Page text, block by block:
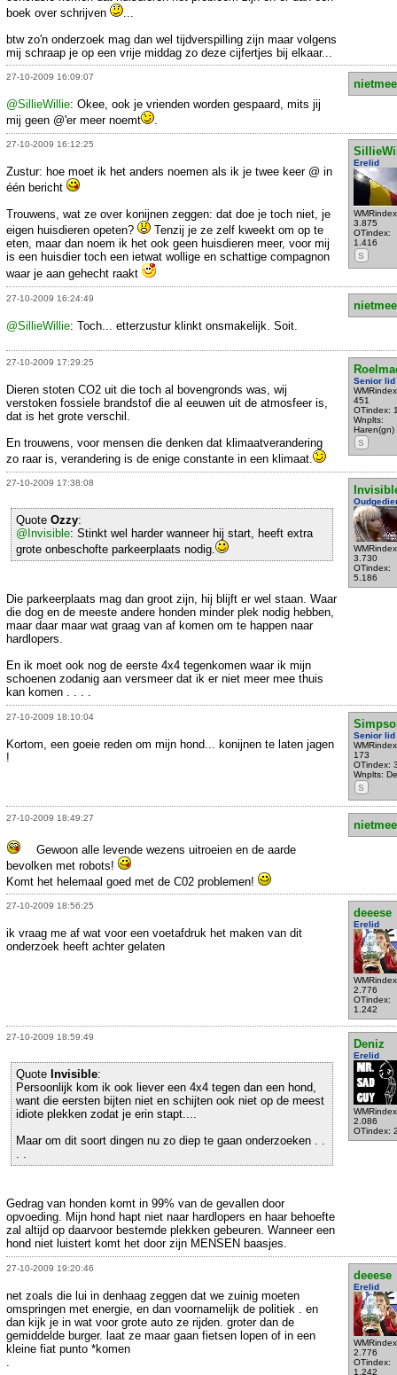
boek over schrijven
btw zo'n onderzoek mag dan wel tijdverspilling zijn maar volgens
mij schraap je op een vrije middag zo deze cijfertjes bij elkaar...
27-10-2009 16:09:07
@SillieWillie: Okee, ook je vrienden worden gespaard, mits jij
mij geen @'er meer noemt
27-10-2009 16:12:25
Erelid
3.875
OTindex:
1.416
S
Zustur: hoe moet ik het anders noemen als ik je twee keer @ in
één bericht
Trouwens, wat ze over konijnen zeggen: dat doe je toch niet, je
eigen huisdieren opeten?
Tenzij je ze zelf kweekt om op te
eten, maar dan noem ik het ook geen huisdieren meer, voor mij
is een huisdier toch een ietwat wollige en schattige compagnon
waar je aan gehecht raakt
27-10-2009 16:24:49
@SillieWillie: Toch... etterzustur klinkt onsmakelijk. Soit.
27-10-2009 17:29:25
Senior lid
451
OTindex:
Wnplts:
Haren(gn)
S
Dieren stoten CO2 uit die toch al bovengronds was, wij
verstoken fossiele brandstof die al eeuwen uit de atmosfeer is,
dat is het grote verschil.
En trouwens, voor mensen die denken dat klimaatverandering
zo raar is, verandering is de enige constante in een klimaat.
27-10-2009 17:38:08
3.730
OTindex:
5.186
Quote Ozzy:
@Invisible: Stinkt wel harder wanneer hij start, heeft extra
grote onbeschofte parkeerplaats nodig.
Die parkeerplaats mag dan groot zijn, hij blijft er wel staan. Waar
die dog en de meeste andere honden minder plek nodig hebben,
maar daar maar wat graag van af komen om te happen naar
hardlopers.
En ik moet ook nog de eerste 4x4 tegenkomen waar ik mijn
schoenen zodanig aan versmeer dat ik er niet meer mee thuis
kan komen . . . .
27-10-2009 18:10:04
Senior lid
173
OTindex:
Wnplts:
S
Kortom, een goeie reden om mijn hond... konijnen te laten jagen
!
27-10-2009 18:49:27
Gewoon alle levende wezens uitroeien en de aarde
bevolken met robots!
Komt het helemaal goed met de C02 problemen!
27-10-2009 18:56:25
deeese
Erelid
2.776
OTindex:
1.242
ik vraag me af wat voor een voetafdruk het maken van dit
onderzoek heeft achter gelaten
27-10-2009 18:59:49
Deniz
Erelid
2.086
OTindex:
Quote Invisible:
Persoonlijk kom ik ook liever een 4x4 tegen dan een hond,
want die eersten bijten niet en schijten ook niet op de meest
idiote plekken zodat je erin stapt....
Maar om dit soort dingen nu zo diep te gaan onderzoeken . .
. .
Gedrag van honden komt in 99% van de gevallen door
opvoeding. Mijn hond hapt niet naar hardlopers en haar behoefte
zal altijd op daarvoor bestemde plekken gebeuren. Wanneer een
hond niet luistert komt het door zijn MENSEN baasjes.
27-10-2009 19:20:46
deeese
Erelid
2.776
OTindex:
1.242
net zoals die lui in denhaag zeggen dat we zuinig moeten
omspringen met energie, en dan voornamelijk de politiek . en
dan kijk je in wat voor grote auto ze rijden. groter dan de
gemiddelde burger. laat ze maar gaan fietsen lopen of in een
kleine fiat punto *komen